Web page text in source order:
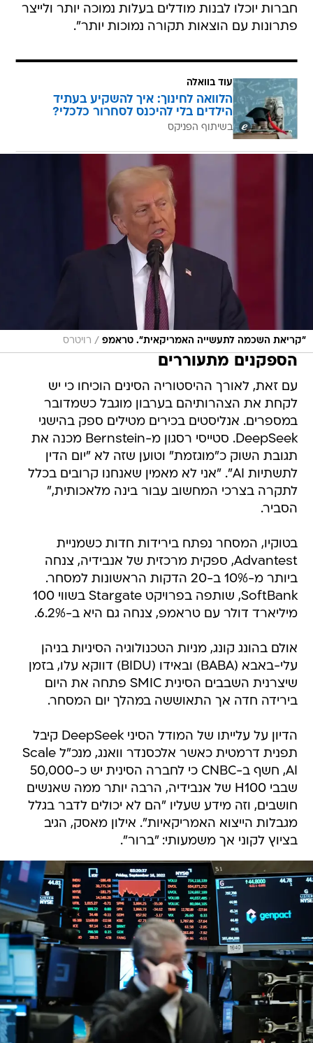
חברות יוכלו לבנות מודלים בעלות נמוכה יותר ולייצר
פתרונות עם הוצאות תקורה נמוכות יותר".
עוד בוואלה
הלוואה לחינוך: איך להשקיע בעתיד
הילדים בלי להיכנס לסחרור כלכלי?
בשיתוף הפניקס
"קריאת השכמה לתעשייה האמריקאית". טראמפ / רויטרס
הספקנים מתעוררים
עם זאת, לאורך ההיסטוריה הסינים הוכיחו כי יש
לקחת את הצהרותיהם בערבון מוגבל כשמדובר
במספרים. אנליסטים בכירים מטילים ספק בהישגי
DeepSeek. סטייסי רסגון מ-Bernstein מכנה את
תגובת השוק כ"מוגזמת" וטוען שזה לא "יום הדין
לתשתיות AI". "אני לא מאמין שאנחנו קרובים בכלל
לתקרה בצרכי המחשוב עבור בינה מלאכותית,"
הסביר.
בטוקיו, המסחר נפתח בירידות חדות כשמניית
Advantest, ספקית מרכזית של אנבידיה, צנחה
ביותר מ-10% ב-20 הדקות הראשונות למסחר.
SoftBank, שותפה בפרויקט Stargate בשווי 100
מיליארד דולר עם טראמפ, צנחה גם היא ב-6.2%.
אולם בהונג קונג, מניות הטכנולוגיה הסיניות בניהן
עלי-באבא (BABA) ובאידו (BIDU) דווקא עלו, בזמן
שיצרנית השבבים הסינית SMIC פתחה את היום
בירידה חדה אך התאוששה במהלך יום המסחר.
הדיון על עלייתו של המודל הסיני DeepSeek קיבל
תפנית דרמטית כאשר אלכסנדר וואנג, מנכ"ל Scale
AI, חשף ב-CNBC כי לחברה הסינית יש כ-50,000
שבבי H100 של אנבידיה, הרבה יותר ממה שאנשים
חושבים, וזה מידע שעליו "הם לא יכולים לדבר בגלל
מגבלות הייצוא האמריקאיות". אילון מאסק, הגיב
בציוץ לקוני אך משמעותי: "ברור".